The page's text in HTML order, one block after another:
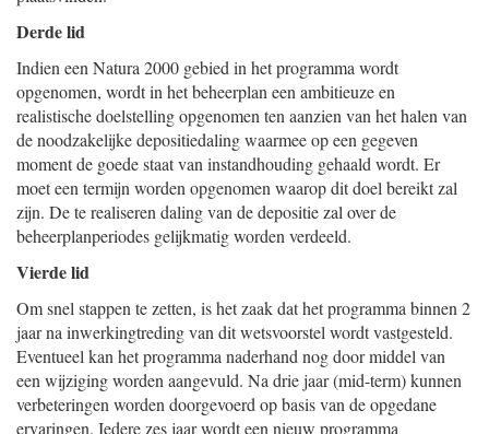
Derde lid
Indien een Natura 2000 gebied in het programma wordt
opgenomen, wordt in het beheerplan een ambitieuze en
realistische doelstelling opgenomen ten aanzien van het halen van
de noodzakelijke depositiedaling waarmee op een gegeven
moment de goede staat van instandhouding gehaald wordt. Er
moet een termijn worden opgenomen waarop dit doel bereikt zal
zijn. De te realiseren daling van de depositie zal over de
beheerplanperiodes gelijkmatig worden verdeeld.
Vierde lid
Om snel stappen te zetten, is het zaak dat het programma binnen 2
jaar na inwerkingtreding van dit wetsvoorstel wordt vastgesteld.
Eventueel kan het programma naderhand nog door middel van
een wijziging worden aangevuld. Na drie jaar (mid-term) kunnen
verbeteringen worden doorgevoerd op basis van de opgedane
ervaringen. Iedere zes jaar wordt een nieuw programma